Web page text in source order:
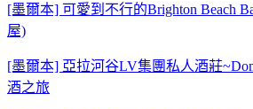
[墨爾本] 可愛到不行的Brighton Beach
屋)
[墨爾本] 亞拉河谷LV集團私人酒莊
酒之旅